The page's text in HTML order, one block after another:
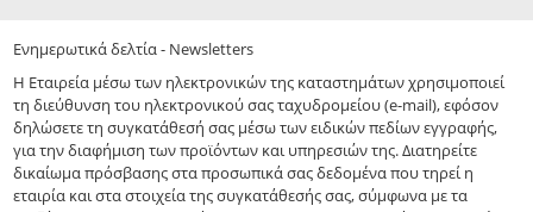
Ενημερωτικά δελτία - Newsletters
Η Εταιρεία μέσω των ηλεκτρονικών της καταστημάτων χρησιμοποιεί
τη διεύθυνση του ηλεκτρονικού σας ταχυδρομείου (e-mail), εφόσον
δηλώσετε τη συγκατάθεσή σας μέσω των ειδικών πεδίων εγγραφής,
για την διαφήμιση των προϊόντων και υπηρεσιών της. Διατηρείτε
δικαίωμα πρόσβασης στα προσωπικά σας δεδομένα που τηρεί η
εταιρία και στα στοιχεία της συγκατάθεσής σας, σύμφωνα με τα